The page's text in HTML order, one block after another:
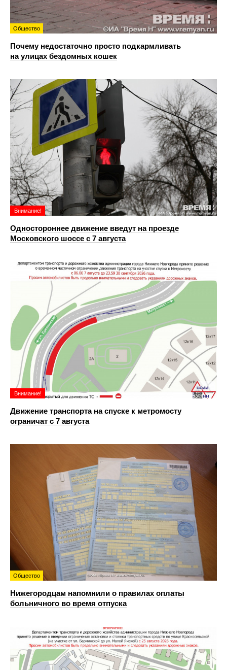
Общество
Почему недостаточно просто подкармливать
на улицах бездомных кошек
Внимание!
Одностороннее движение введут на проезде
Московского шоссе с 7 августа
Внимание!
Движение транспорта на спуске к метромосту
ограничат с 7 августа
Общество
Нижегородцам напомнили о правилах оплаты
больничного во время отпуска